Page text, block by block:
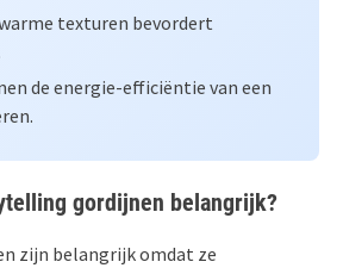
texturen bevordert
de energie-efficiëntie van een
gordijnen belangrijk?
zijn belangrijk omdat ze